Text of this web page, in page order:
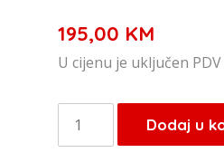
195,00 KM
U cijenu je uključen PDV
Uređaj
za
Dodaj u